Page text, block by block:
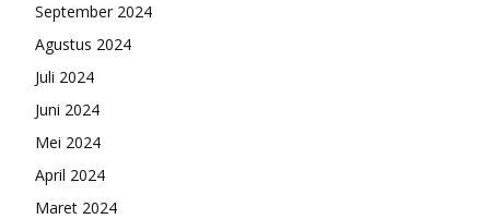
September 2024
Agustus 2024
Juli 2024
Juni 2024
Mei 2024
April 2024
Maret 2024